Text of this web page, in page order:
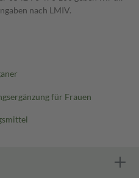
nach LMIV.
für Frauen